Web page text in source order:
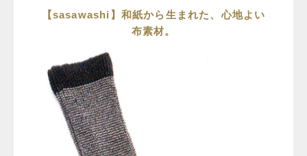
【sasawashi】和紙から生まれた、心地よい
布素材。